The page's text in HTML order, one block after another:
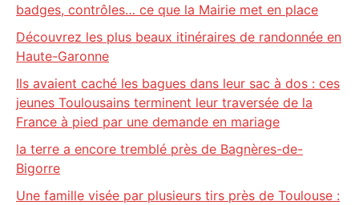
badges, contrôles… ce que la Mairie met en place
Découvrez les plus beaux itinéraires de randonnée en
Haute-Garonne
Ils avaient caché les bagues dans leur sac à dos : ces
jeunes Toulousains terminent leur traversée de la
France à pied par une demande en mariage
la terre a encore tremblé près de Bagnères-de-
Bigorre
Une famille visée par plusieurs tirs près de Toulouse :